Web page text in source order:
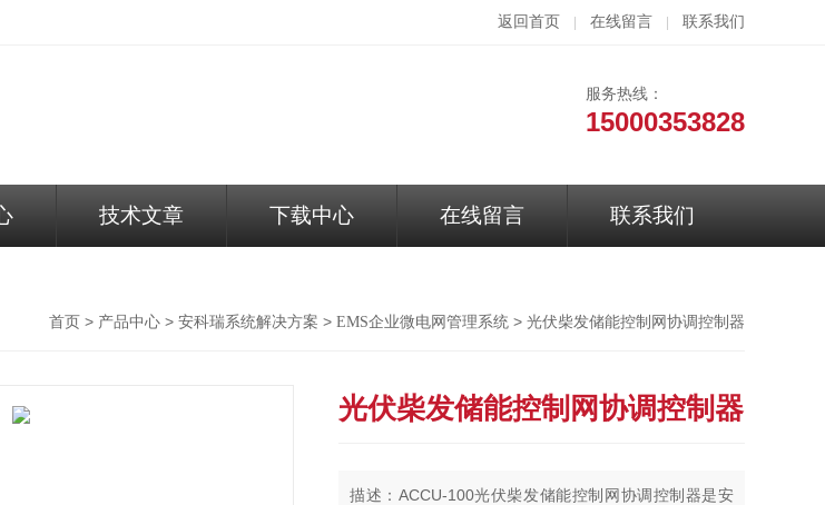
返回首页 在线留言 联系我们
服务热线：
15000353828
技术文章 下载中心 在线留言 联系我们
首页 > 产品中心 > 安科瑞系统解决方案 > EMS企业微电网管理系统 > 光伏柴发储能控制网协调控制器
光伏柴发储能控制网协调控制器
描述：ACCU-100光伏柴发储能控制网协调控制器是安